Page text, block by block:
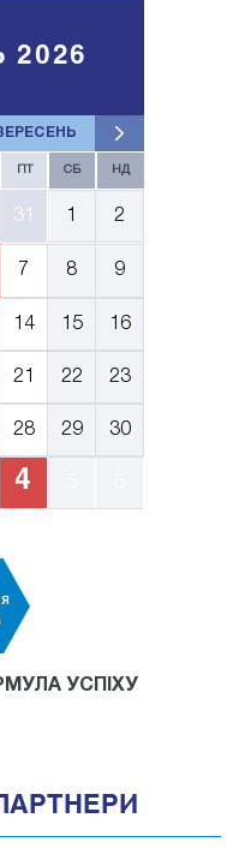
ПТ СБ НД
31 1 2
7 8 9
14 15 16
21 22 23
28 29 30
4
УСПІХУ